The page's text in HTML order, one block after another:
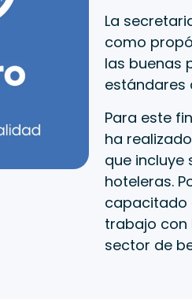
La
como
las buenas
estándares
Para este
ha
que incluye
hoteleras.
capacitado
trabajo con
sector de